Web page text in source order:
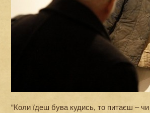
“Коли їдеш бува кудись, то питаєш – чи